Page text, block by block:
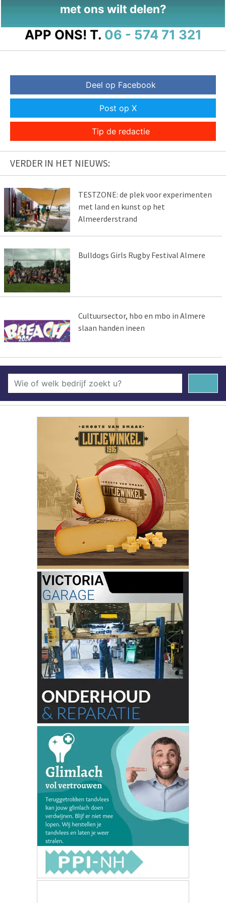
met ons wilt delen?
APP ONS! T. 06 - 574 71 321
Deel op Facebook
Post op X
Tip de redactie
VERDER IN HET NIEUWS:
TESTZONE: de plek voor experimenten
met land en kunst op het
Almeerderstrand
Bulldogs Girls Rugby Festival Almere
Cultuursector, hbo en mbo in Almere
slaan handen ineen